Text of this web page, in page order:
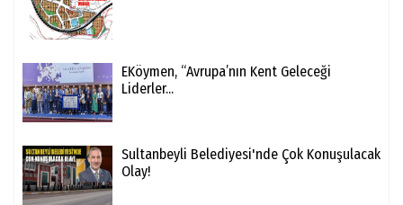
EKöymen, “Avrupa’nın Kent Geleceği
Liderler...
Sultanbeyli Belediyesi'nde Çok Konuşulacak
Olay!